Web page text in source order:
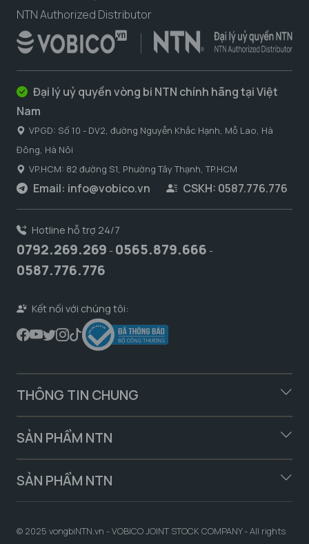
NTN Authorized Distributor
Đại lý uỷ quyền vòng bi NTN chính hãng tại Việt
Nam
VPGD: Số 10 - DV2, đường Nguyễn Khắc Hạnh, Mỗ Lao, Hà
Đông, Hà Nôi
VP.HCM: 82 đường S1, Phường Tây Thạnh, TP.HCM
Email: info@vobico.vn CSKH: 0587.776.776
Hotline hỗ trợ 24/7
0792.269.269 - 0565.879.666 -
0587.776.776
Kết nối với chúng tôi:
THÔNG TIN CHUNG
SẢN PHẨM NTN
SẢN PHẨM NTN
© 2025 vongbiNTN.vn - VOBICO JOINT STOCK COMPANY - All rights